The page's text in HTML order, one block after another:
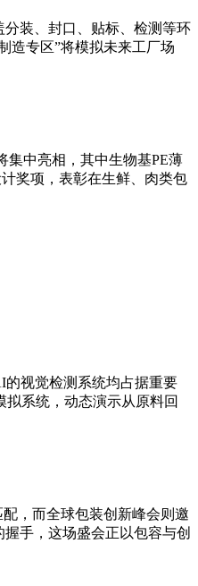
装、封口、贴标、检测等环
造专区”将模拟未来工厂场
集中亮相，其中生物基PE薄
奖项，表彰在生鲜、肉类包
视觉检测系统均占据重要
系统，动态演示从原料回
，而全球包装创新峰会则邀
手，这场盛会正以包容与创